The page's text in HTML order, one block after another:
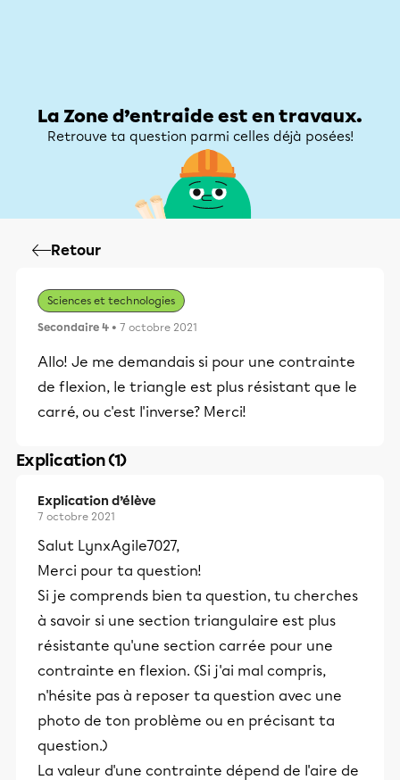
La Zone d’entraide est en travaux.
Retrouve ta question parmi celles déjà posées!
Retour
Sciences et technologies
Secondaire 4 • 7 octobre 2021
Allo! Je me demandais si pour une contrainte
de flexion, le triangle est plus résistant que le
carré, ou c'est l'inverse? Merci!
Explication (1)
Explication d’élève
7 octobre 2021
Salut LynxAgile7027,
Merci pour ta question!
Si je comprends bien ta question, tu cherches
à savoir si une section triangulaire est plus
résistante qu'une section carrée pour une
contrainte en flexion. (Si j'ai mal compris,
n'hésite pas à reposer ta question avec une
photo de ton problème ou en précisant ta
question.)
La valeur d'une contrainte dépend de l'aire de